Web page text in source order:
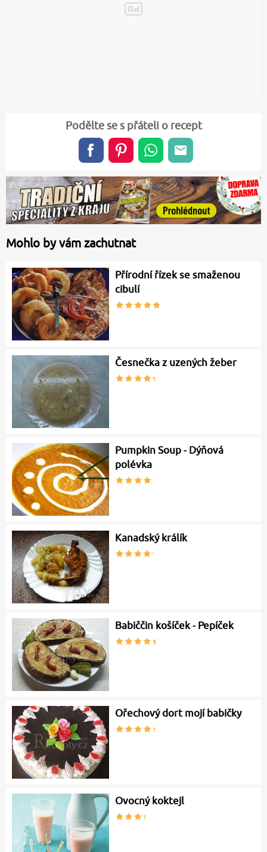
Podělte se s přáteli o recept
Mohlo by vám zachutnat
Přírodní řízek se smaženou
cibulí
Česnečka z uzených žeber
Pumpkin Soup - Dýňová
polévka
Kanadský králík
Babiččin košíček - Pepíček
Ořechový dort mojí babičky
Ovocný koktejl